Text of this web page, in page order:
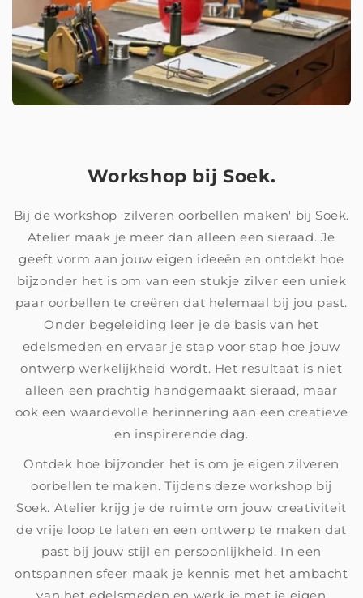
Workshop bij Soek.
Bij de workshop 'zilveren oorbellen maken' bij Soek.
Atelier maak je meer dan alleen een sieraad. Je
geeft vorm aan jouw eigen ideeën en ontdekt hoe
bijzonder het is om van een stukje zilver een uniek
paar oorbellen te creëren dat helemaal bij jou past.
Onder begeleiding leer je de basis van het
edelsmeden en ervaar je stap voor stap hoe jouw
ontwerp werkelijkheid wordt. Het resultaat is niet
alleen een prachtig handgemaakt sieraad, maar
ook een waardevolle herinnering aan een creatieve
en inspirerende dag.
Ontdek hoe bijzonder het is om je eigen zilveren
oorbellen te maken. Tijdens deze workshop bij
Soek. Atelier krijg je de ruimte om jouw creativiteit
de vrije loop te laten en een ontwerp te maken dat
past bij jouw stijl en persoonlijkheid. In een
ontspannen sfeer maak je kennis met het ambacht